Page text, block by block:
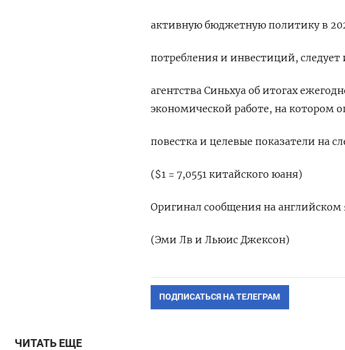
активную бюджетную политику в
потребления и инвестиций, следует
агентства Синьхуа об итогах
экономической работе, на котором
повестка и целевые показатели на
($1 = 7,0551 китайского юаня)
Оригинал сообщения на английском
(Эми Лв и Льюис Джексон)
ПОДПИСАТЬСЯ НА ТЕЛЕГРАМ
ЧИТАТЬ ЕЩЕ